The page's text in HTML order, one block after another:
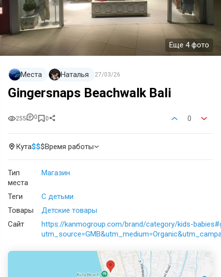
Еще 4 фото
Места Наталья 27/03/26
Gingersnaps Beachwalk Bali
255 0 0 0
Кута$$$Время работы
Тип
места
Магазин
Теги
С детьми
Товары
Детские товары
Сайт
https://kanmogroup.com/brand/category/kids-